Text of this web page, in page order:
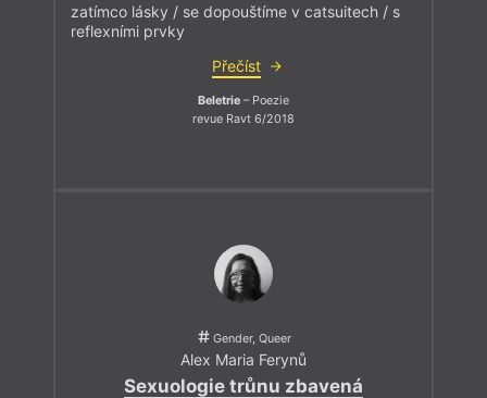
zatímco lásky / se dopouštíme v catsuitech / s
reflexními prvky
Přečíst
Beletrie – Poezie
revue Ravt 6/2018
Gender, Queer
Alex Maria Ferynů
Sexuologie trůnu zbavená